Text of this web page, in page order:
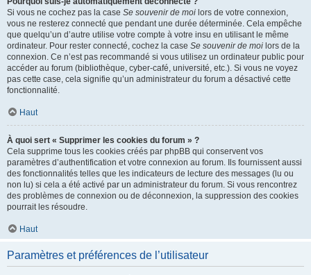
Si vous ne cochez pas la case Se souvenir de moi lors de votre connexion,
vous ne resterez connecté que pendant une durée déterminée. Cela empêche
que quelqu’un d’autre utilise votre compte à votre insu en utilisant le même
ordinateur. Pour rester connecté, cochez la case Se souvenir de moi lors de la
connexion. Ce n’est pas recommandé si vous utilisez un ordinateur public pour
accéder au forum (bibliothèque, cyber-café, université, etc.). Si vous ne voyez
pas cette case, cela signifie qu’un administrateur du forum a désactivé cette
fonctionnalité.
Haut
À quoi sert « Supprimer les cookies du forum » ?
Cela supprime tous les cookies créés par phpBB qui conservent vos
paramètres d’authentification et votre connexion au forum. Ils fournissent aussi
des fonctionnalités telles que les indicateurs de lecture des messages (lu ou
non lu) si cela a été activé par un administrateur du forum. Si vous rencontrez
des problèmes de connexion ou de déconnexion, la suppression des cookies
pourrait les résoudre.
Haut
Paramètres et préférences de l’utilisateur